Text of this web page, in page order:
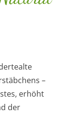
–
erhöht
der